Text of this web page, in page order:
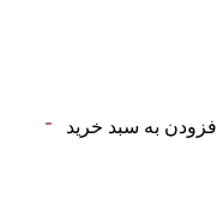
افزودن به سبد خرید